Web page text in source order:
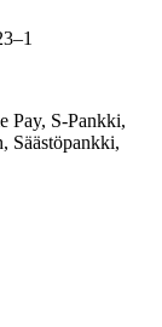
Pay, S-Pankki,
Säästöpankki,